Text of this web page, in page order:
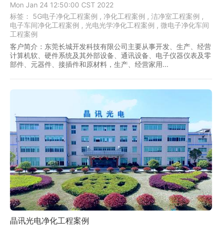
Mon Jan 24 12:50:00 CST 2022
标签： 5G电子净化工程案例 , 净化工程案例 , 洁净室工程案例 ,
电子车间净化工程案例 , 光电光学净化工程案例 , 微电子净化车间
工程案例
客户简介：东莞长城开发科技有限公司主要从事开发、生产、经营
计算机软、硬件系统及其外部设备、通讯设备、电子仪器仪表及零
部件、元器件、接插件和原材料，生产、经营家用...
晶讯光电净化工程案例